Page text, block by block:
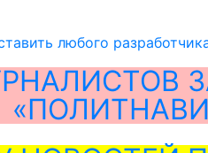
любого